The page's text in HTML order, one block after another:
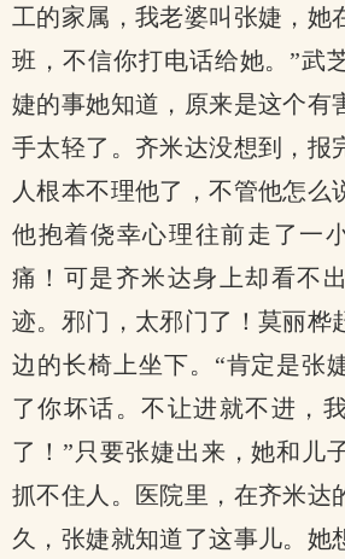
工的家属，我老婆叫张婕，她
班，不信你打电话给她。”武
婕的事她知道，原来是这个有
手太轻了。齐米达没想到，报
人根本不理他了，不管他怎么
他抱着侥幸心理往前走了一
痛！可是齐米达身上却看不
迹。邪门，太邪门了！莫丽桦
边的长椅上坐下。“肯定是张
了你坏话。不让进就不进，
了！”只要张婕出来，她和儿
抓不住人。医院里，在齐米达
久，张婕就知道了这事儿。她